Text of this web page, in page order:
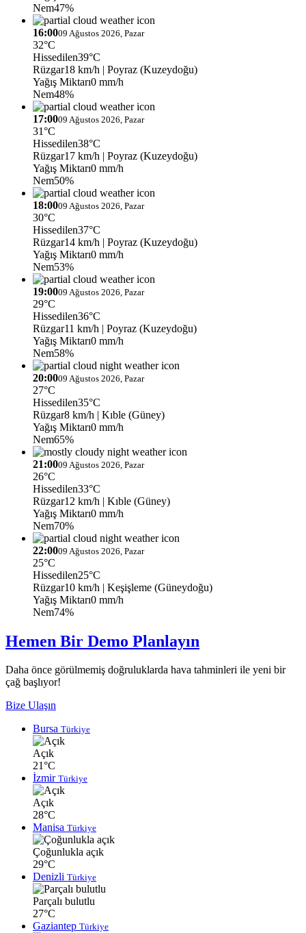
Nem47%
16:0009 Ağustos 2026, Pazar
32°C
Hissedilen39°C
Rüzgar18 km/h | Poyraz (Kuzeydoğu)
Yağış Miktarı0 mm/h
Nem48%
17:0009 Ağustos 2026, Pazar
31°C
Hissedilen38°C
Rüzgar17 km/h | Poyraz (Kuzeydoğu)
Yağış Miktarı0 mm/h
Nem50%
18:0009 Ağustos 2026, Pazar
30°C
Hissedilen37°C
Rüzgar14 km/h | Poyraz (Kuzeydoğu)
Yağış Miktarı0 mm/h
Nem53%
19:0009 Ağustos 2026, Pazar
29°C
Hissedilen36°C
Rüzgar11 km/h | Poyraz (Kuzeydoğu)
Yağış Miktarı0 mm/h
Nem58%
20:0009 Ağustos 2026, Pazar
27°C
Hissedilen35°C
Rüzgar8 km/h | Kıble (Güney)
Yağış Miktarı0 mm/h
Nem65%
21:0009 Ağustos 2026, Pazar
26°C
Hissedilen33°C
Rüzgar12 km/h | Kıble (Güney)
Yağış Miktarı0 mm/h
Nem70%
22:0009 Ağustos 2026, Pazar
25°C
Hissedilen25°C
Rüzgar10 km/h | Keşişleme (Güneydoğu)
Yağış Miktarı0 mm/h
Nem74%
Hemen Bir Demo Planlayın
Daha önce görülmemiş doğruluklarda hava tahminleri ile yeni bir
çağ başlıyor!
Bize Ulaşın
Bursa Türkiye
Açık
21°C
İzmir Türkiye
Açık
28°C
Manisa Türkiye
Çoğunlukla açık
29°C
Denizli Türkiye
Parçalı bulutlu
27°C
Gaziantep Türkiye